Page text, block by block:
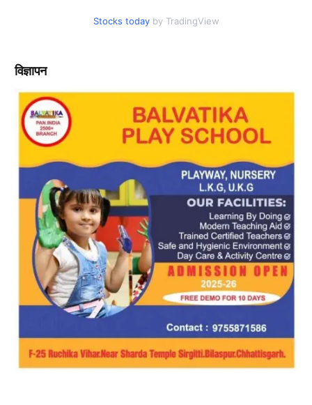
Stocks today by TradingView
विज्ञापन